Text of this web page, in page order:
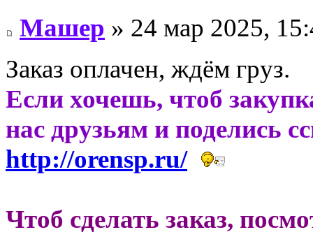
Машер » 24 мар 2025,
Заказ оплачен, ждём груз.
Если хочешь, чтоб
нас друзьям и поделись
http://orensp.ru/
Чтоб сделать заказ,